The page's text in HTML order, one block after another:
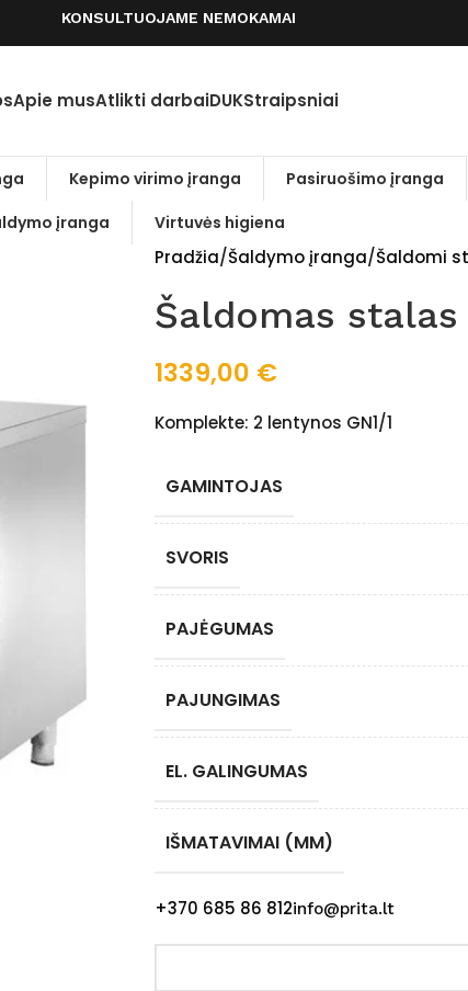
KONSULTUOJAME NEMOKAMAI
Apie musAtlikti darbaiDUKStraipsniai
Kepimo virimo įranga Pasiruošimo įranga
įranga
Virtuvės higiena
Pradžia Šaldymo įranga Šaldomi
Šaldomas stalas
1339,00 €
Komplekte: 2 lentynos GN1/1
GAMINTOJAS
SVORIS
PAJĖGUMAS
PAJUNGIMAS
EL. GALINGUMAS
IŠMATAVIMAI (MM)
+370 685 86 812info@prita.lt